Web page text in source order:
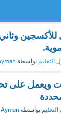
للأكسجين
التعليم بواسطة
ويعمل على
بواسطة Ayman